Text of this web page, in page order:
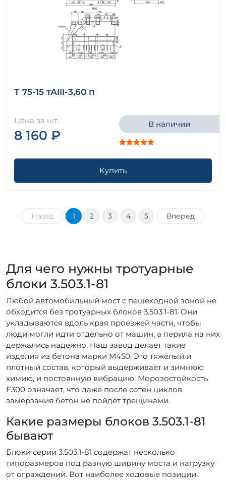
Т 75-15 тАIII-3,60 п
Цена за шт.
8 160 ₽
В наличии
Купить
Назад 1 2 3 4 5 Вперед
Для чего нужны тротуарные
блоки 3.503.1-81
Любой автомобильный мост с пешеходной зоной не
обходится без тротуарных блоков 3.503.1-81. Они
укладываются вдоль края проезжей части, чтобы
люди могли идти отдельно от машин, а перила на них
держались надежно. Наш завод делает такие
изделия из бетона марки М450. Это тяжёлый и
плотный состав, который выдерживает и зимнюю
химию, и постоянную вибрацию. Морозостойкость
F300 означает, что даже после сотен циклов
замерзания бетон не пойдет трещинами.
Какие размеры блоков 3.503.1-81
бывают
Блоки серии 3.503.1-81 содержат несколько
типоразмеров под разную ширину моста и нагрузку
от ограждений. Вот наиболее ходовые позиции,